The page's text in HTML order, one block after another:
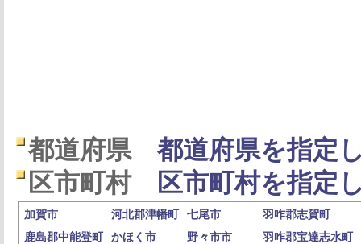
都道府県
都道府県を指定
区市町村
区市町村を指定
加賀市 河北郡津幡町 七尾市
羽咋郡志賀町
鹿島郡中能登町
かほく市 野々市市
羽咋郡宝達志水町